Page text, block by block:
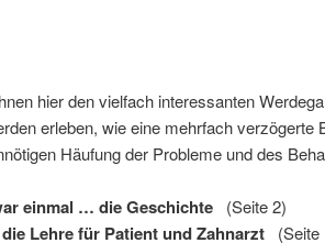
hier den vielfach interessanten
erleben, wie eine mehrfach verzögerte
Häufung der Probleme und des
einmal … die Geschichte (Seite 2)
Lehre für Patient und Zahnarzt (Seite